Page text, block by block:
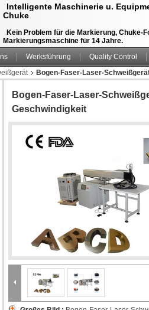
Intelligente Maschinerie u.
Chuke
Kein Problem für die Markierung, Chuke-
Markierungsmaschine für 14 Jahre.
Werksführung Quality Control
Bogen-Faser-Laser-
Bogen-Faser-Laser-
Geschwindigkeit